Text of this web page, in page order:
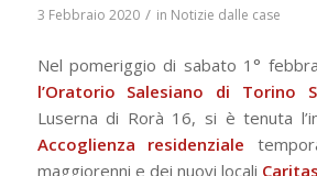
3 Febbraio 2020 / in Notizie dalle case
Nel pomeriggio di sabato 1°
l’Oratorio Salesiano di Torino
Luserna di Rorà 16, si è tenuta
Accoglienza residenziale
maggiorenni e dei nuovi locali Caritas